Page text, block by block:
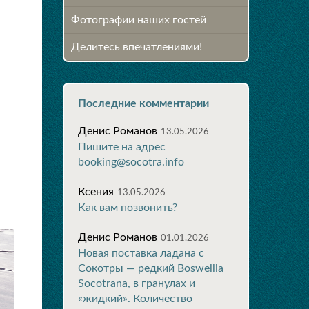
Фотографии наших гостей
Делитесь впечатлениями!
Последние комментарии
Денис Романов 13.05.2026
Пишите на адрес
booking@socotra.info
Ксения 13.05.2026
Как вам позвонить?
Денис Романов 01.01.2026
Новая поставка ладана с
Сокотры — редкий Boswellia
Socotrana, в гранулах и
«жидкий». Количество